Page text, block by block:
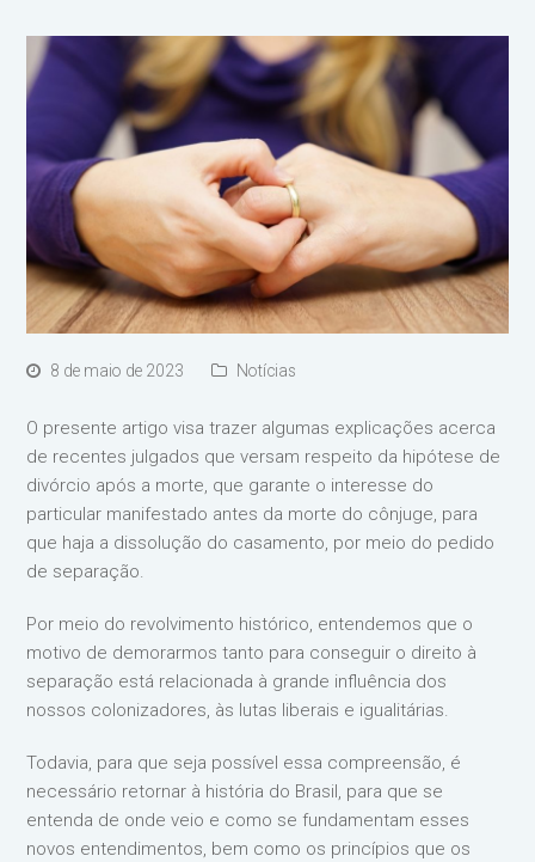
8 de maio de 2023 Notícias
O presente artigo visa trazer algumas explicações acerca
de recentes julgados que versam respeito da hipótese de
divórcio após a morte, que garante o interesse do
particular manifestado antes da morte do cônjuge, para
que haja a dissolução do casamento, por meio do pedido
de separação.
Por meio do revolvimento histórico, entendemos que o
motivo de demorarmos tanto para conseguir o direito à
separação está relacionada à grande influência dos
nossos colonizadores, às lutas liberais e igualitárias.
Todavia, para que seja possível essa compreensão, é
necessário retornar à história do Brasil, para que se
entenda de onde veio e como se fundamentam esses
novos entendimentos, bem como os princípios que os